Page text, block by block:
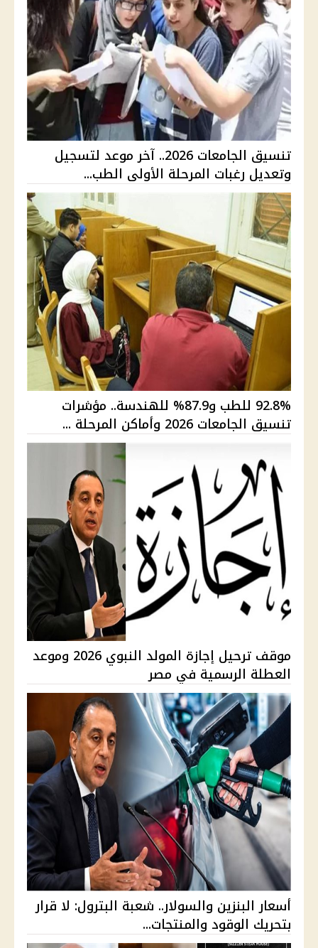
تنسيق الجامعات 2026.. آخر موعد لتسجيل
وتعديل رغبات المرحلة الأولى الطب...
92.8% للطب و87.9% للهندسة.. مؤشرات
تنسيق الجامعات 2026 وأماكن المرحلة ...
موقف ترحيل إجازة المولد النبوي 2026 وموعد
العطلة الرسمية في مصر
أسعار البنزين والسولار.. شعبة البترول: لا قرار
بتحريك الوقود والمنتجات...